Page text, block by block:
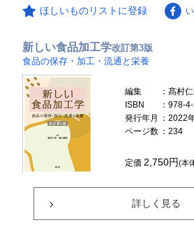
ほしいものリストに登録
新しい食品加工学改訂第3版
食品の保存・加工・流通と栄養
編集
：髙村
ISBN
：978-
発行年月
：2022
ページ数 ：234
定価2,750円(本
詳しく見る